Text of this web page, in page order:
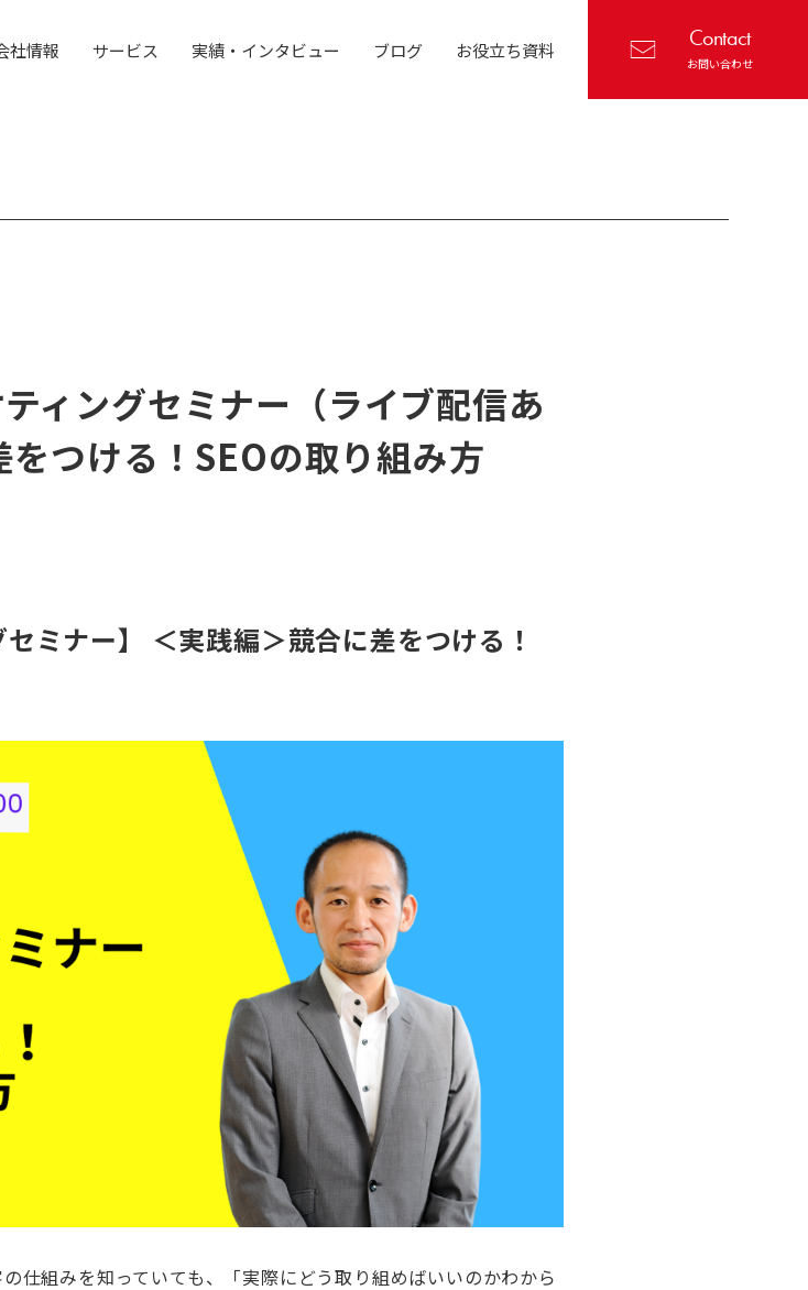
社情報 サービス 実績・インタビュー ブログ お役立ち資料 Contact
お問い合わせ
ィングセミナー（ライブ配信あ
つける！SEOの取り組み方
ミナー】 ＜実践編＞競合に差をつける！
仕組みを知っていても、「実際にどう取り組めばいいのかわから